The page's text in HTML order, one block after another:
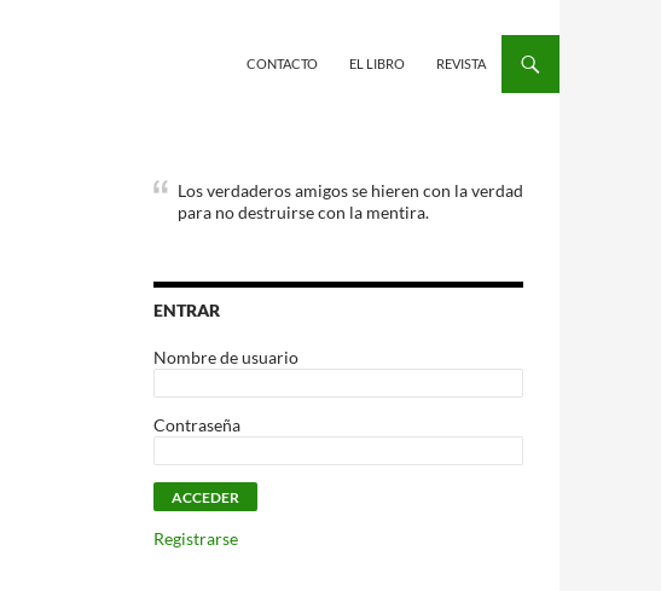
CONTACTO EL LIBRO REVISTA
Los verdaderos amigos se hieren con la verdad
para no destruirse con la mentira.
ENTRAR
Nombre de usuario
Contraseña
Registrarse